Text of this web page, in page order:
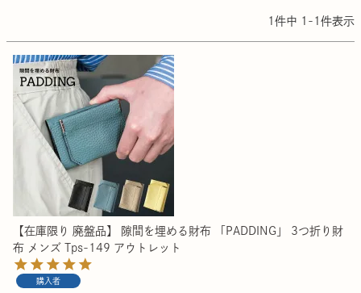
1 件中 1 - 1 件表示
【在庫限り 廃盤品】 隙間を埋める財布 「PADDING」 3つ折り財
布 メンズ Tps-149 アウトレット
購入者